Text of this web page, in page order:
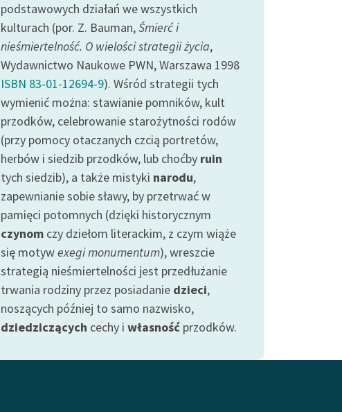
podstawowych działań we wszystkich
kulturach (por. Z. Bauman,Śmierć i
nieśmiertelność. O wielości strategii życia,
Wydawnictwo Naukowe PWN, Warszawa 1998
ISBN 83-01-12694-9). Wśród strategii tych
wymienić można: stawianie pomników, kult
przodków, celebrowanie starożytności rodów
(przy pomocy otaczanych czcią portretów,
herbów i siedzib przodków, lub choćby ruin
tych siedzib), a także mistyki narodu,
zapewnianie sobie sławy, by przetrwać w
pamięci potomnych (dzięki historycznym
czynom czy dziełom literackim, z czym wiąże
się motywexegi monumentum), wreszcie
strategią nieśmiertelności jest przedłużanie
trwania rodziny przez posiadanie dzieci,
noszących później to samo nazwisko,
dziedziczących cechy i własność przodków.